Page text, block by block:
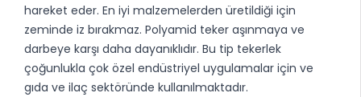
hareket eder. En iyi malzemelerden üretildiği için
zeminde iz bırakmaz. Polyamid teker aşınmaya ve
darbeye karşı daha dayanıklıdır. Bu tip tekerlek
çoğunlukla çok özel endüstriyel uygulamalar için ve
gıda ve ilaç sektöründe kullanılmaktadır.